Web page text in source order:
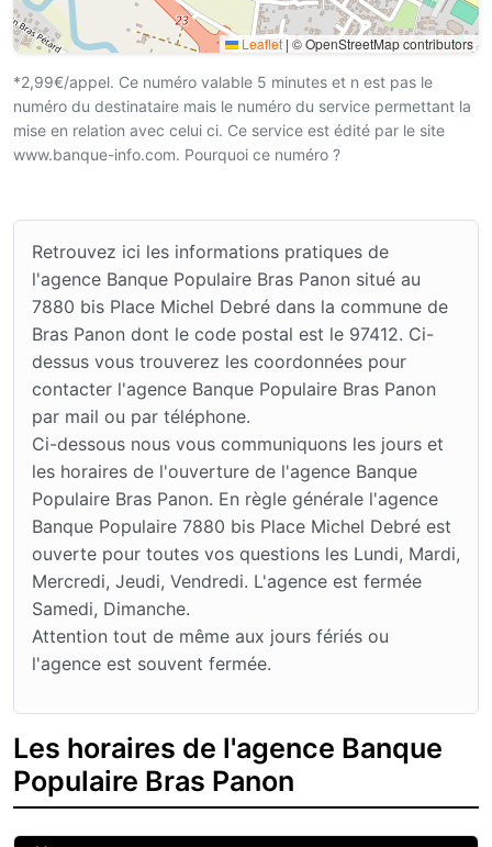
Leaflet | © OpenStreetMap contributors
*2,99€/appel. Ce numéro valable 5 minutes et n est pas le
numéro du destinataire mais le numéro du service permettant la
mise en relation avec celui ci. Ce service est édité par le site
www.banque-info.com. Pourquoi ce numéro ?
Retrouvez ici les informations pratiques de
l'agence Banque Populaire Bras Panon situé au
7880 bis Place Michel Debré dans la commune de
Bras Panon dont le code postal est le 97412. Ci-
dessus vous trouverez les coordonnées pour
contacter l'agence Banque Populaire Bras Panon
par mail ou par téléphone.
Ci-dessous nous vous communiquons les jours et
les horaires de l'ouverture de l'agence Banque
Populaire Bras Panon. En règle générale l'agence
Banque Populaire 7880 bis Place Michel Debré est
ouverte pour toutes vos questions les Lundi, Mardi,
Mercredi, Jeudi, Vendredi. L'agence est fermée
Samedi, Dimanche.
Attention tout de même aux jours fériés ou
l'agence est souvent fermée.
Les horaires de l'agence Banque
Populaire Bras Panon